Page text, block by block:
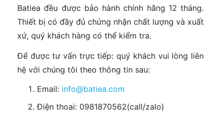
Batiea đều được bảo hành chính hãng 12 tháng.
Thiết bị có đầy đủ chứng nhận chất lượng và xuất
xứ, quý khách hàng có thể kiểm tra.
Để được tư vấn trực tiếp: quý khách vui lòng liên
hệ với chúng tôi theo thông tin sau:
Email: info@batiea.com
Điện thoai: 0981870562(call/zalo)